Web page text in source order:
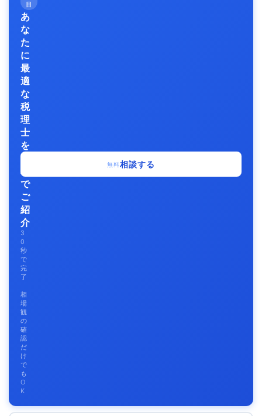
日
あ
な
た
に
最
適
な
税
理
士
を
無
料
で
ご
紹
介
3
0
秒
で
完
了
相
場
観
の
確
認
だ
け
で
も
O
K
無料相談する